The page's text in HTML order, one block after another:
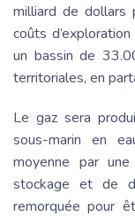
milliard de dollars
coûts
un bassin de
territoriales, en
Le gaz sera
sous-marin en
moyenne par une
stockage et de
remorquée pour